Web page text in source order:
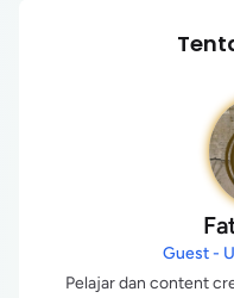
Guest -
Pelajar dan content